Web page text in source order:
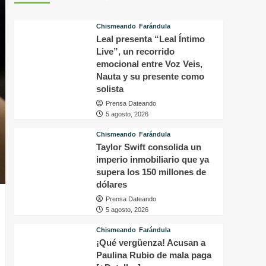
Chismeando Farándula
Leal presenta “Leal Íntimo
Live”, un recorrido
emocional entre Voz Veis,
Nauta y su presente como
solista
Prensa Dateando
5 agosto, 2026
Chismeando Farándula
Taylor Swift consolida un
imperio inmobiliario que ya
supera los 150 millones de
dólares
Prensa Dateando
5 agosto, 2026
Chismeando Farándula
¡Qué vergüenza! Acusan a
Paulina Rubio de mala paga